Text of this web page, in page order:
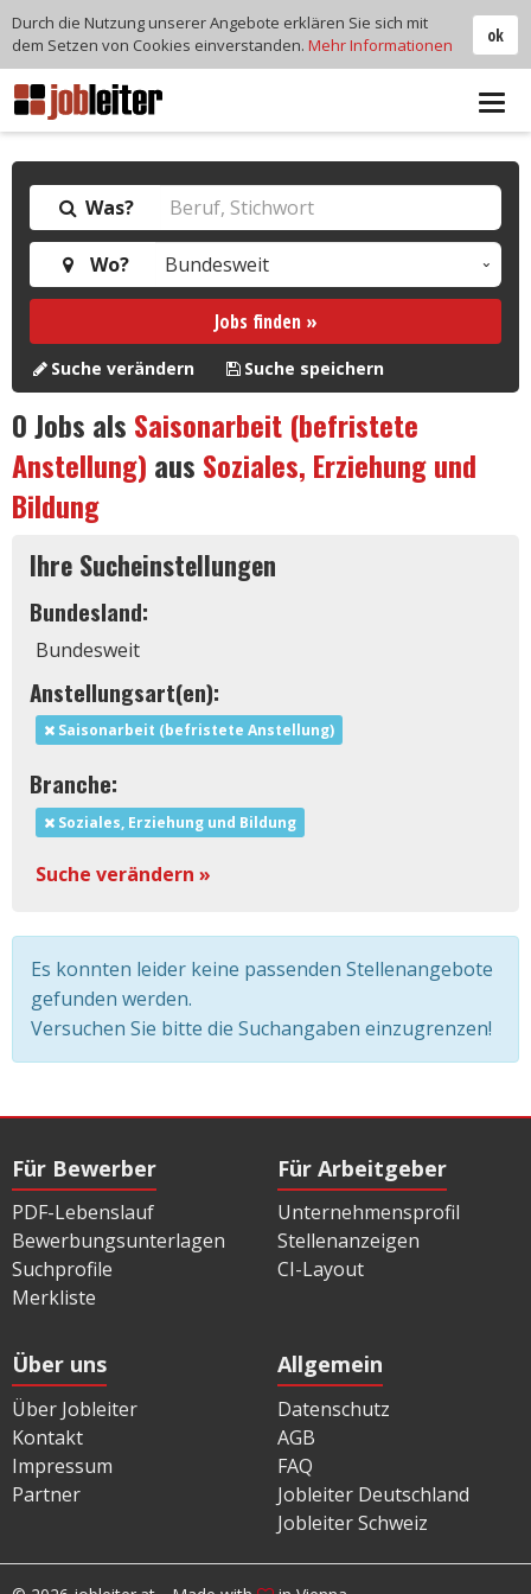
Was?
Wo?
Jobs finden »
Suche verändern Suche speichern
0Jobs als Saisonarbeit (befristete
Anstellung) aus Soziales, Erziehung und
Bildung
Ihre Sucheinstellungen
Bundesland:
Bundesweit
Anstellungsart(en):
Saisonarbeit (befristete Anstellung)
Branche:
Soziales, Erziehung und Bildung
Suche verändern »
Es konnten leider keine passenden Stellenangebote
gefunden werden.
Versuchen Sie bitte die Suchangaben einzugrenzen!
Für Bewerber
PDF-Lebenslauf
Bewerbungsunterlagen
Suchprofile
Merkliste
Für Arbeitgeber
Unternehmensprofil
Stellenanzeigen
CI-Layout
Über uns
Über Jobleiter
Kontakt
Impressum
Partner
Allgemein
Datenschutz
AGB
FAQ
Jobleiter Deutschland
Jobleiter Schweiz
ok
Durch die Nutzung unserer Angebote erklären Sie sich mit
dem Setzen von Cookies einverstanden. Mehr Informationen